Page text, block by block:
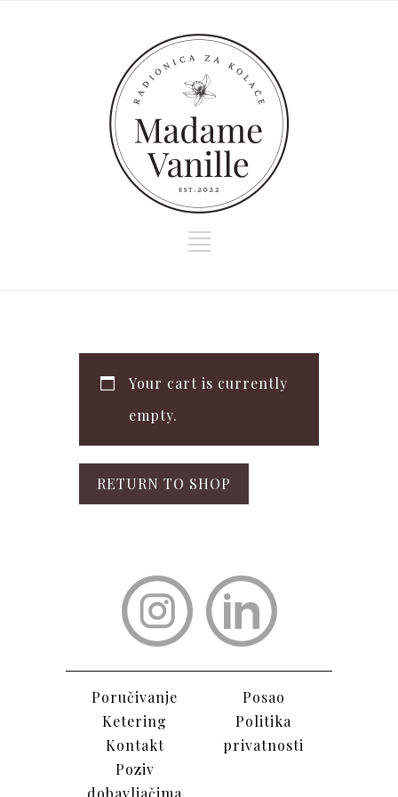
Your cart is currently
empty.
RETURN TO SHOP
Poručivanje
Ketering
Kontakt
Poziv
dobavljačima
Posao
Politika
privatnosti